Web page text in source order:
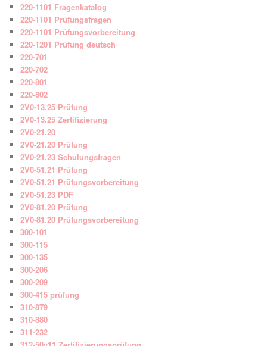
220-1101 Fragenkatalog
220-1101 Prüfungsfragen
220-1101 Prüfungsvorbereitung
220-1201 Prüfung deutsch
220-701
220-702
220-801
220-802
2V0-13.25 Prüfung
2V0-13.25 Zertifizierung
2V0-21.20
2V0-21.20 Prüfung
2V0-21.23 Schulungsfragen
2V0-51.21 Prüfung
2V0-51.21 Prüfungsvorbereitung
2V0-51.23 PDF
2V0-81.20 Prüfung
2V0-81.20 Prüfungsvorbereitung
300-101
300-115
300-135
300-206
300-209
300-415 prüfung
310-879
310-880
311-232